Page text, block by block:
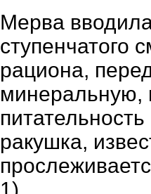
Мерва
ступенчатого
рациона,
минеральную,
ракушка,